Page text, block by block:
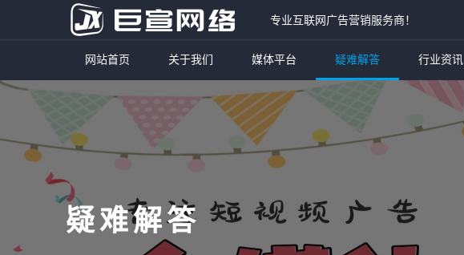
专业互联网广告营销服务商！
网站首页 关于我们 媒体平台 疑难解答 行业资讯
疑难解答